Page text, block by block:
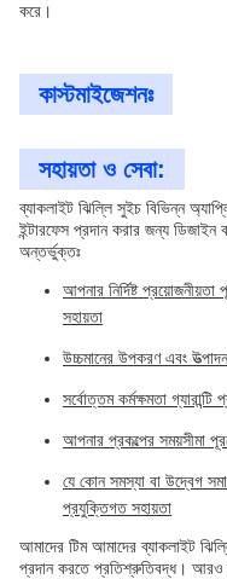
করে।
কাস্টমাইজেশনঃ
সহায়তা ও সেবা:
ব্যাকলাইট ঝিল্লি সুইচ বিভিন্ন
ইন্টারফেস প্রদান করার জন্য
অন্তর্ভুক্তঃ
আপনার নির্দিষ্ট প্রয়োজনীয়তা
সহায়তা
উচ্চমানের উপকরণ এবং
সর্বোত্তম কর্মক্ষমতা
আপনার প্রকল্পের সময়সীমা
যে কোন সমস্যা বা উদ্বেগ
প্রযুক্তিগত সহায়তা
আমাদের টিম আমাদের ব্যাকলাইট
প্রদান করতে প্রতিশ্রুতিবদ্ধ। আরও